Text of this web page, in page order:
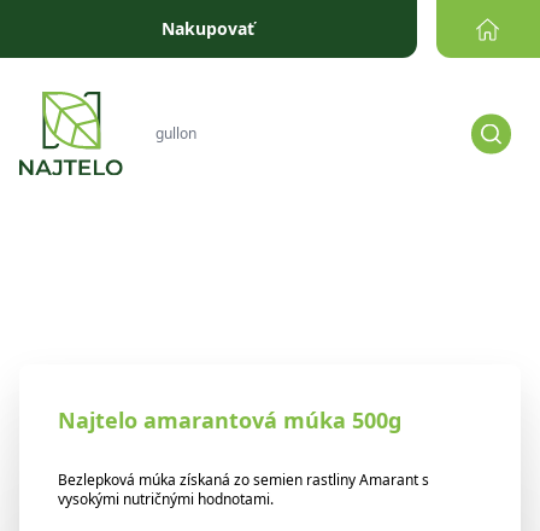
Nakupovať
Najtelo amarantová múka 500g
Bezlepková múka získaná zo semien rastliny Amarant s
vysokými nutričnými hodnotami.